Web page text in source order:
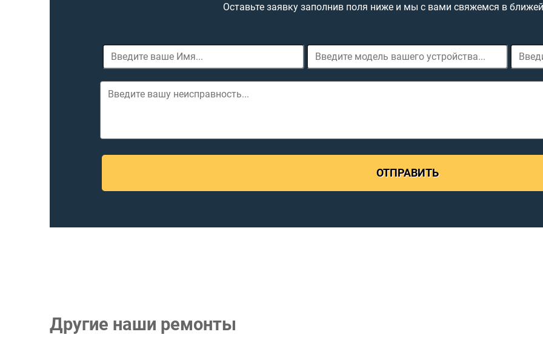
Оставьте заявку заполнив поля ниже и мы с вами свяжемся в
ОТПРАВИТЬ
Другие наши ремонты